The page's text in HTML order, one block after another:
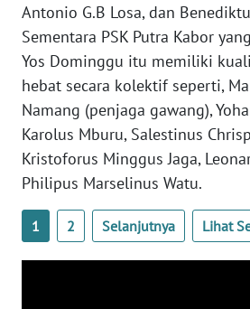
Antonio G.B Losa, dan
Sementara PSK Putra Kabor
Yos Dominggu itu memiliki
hebat secara kolektif seperti,
Namang (penjaga gawang),
Karolus Mburu, Salestinus
Kristoforus Minggus Jaga,
Philipus Marselinus Watu.
1 2 Selanjutnya Lihat
BABEL
WN
SUMBAR
WN
SUMSEL
WN
BENGKULU